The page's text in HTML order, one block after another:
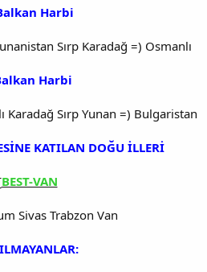
Harbi
Sırp Karadağ =) Osmanlı
Harbi
Karadağ Sırp Yunan =) Bulgaristan
KATILAN DOĞU İLLERİ
BEST-VAN
Sivas Trabzon Van